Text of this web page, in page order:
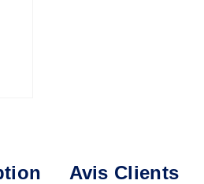
Avis Clients